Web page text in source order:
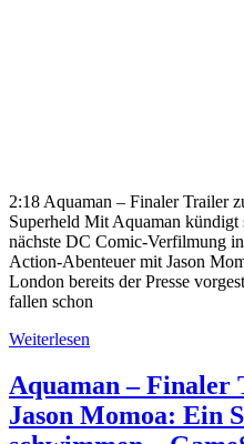
2:18 Aquaman – Finaler Trailer
Superheld Mit Aquaman
nächste DC Comic-Verfilmung
Action-Abenteuer mit Jason
London bereits der Presse
fallen schon
Weiterlesen
Aquaman –
Jason Momoa: Ein